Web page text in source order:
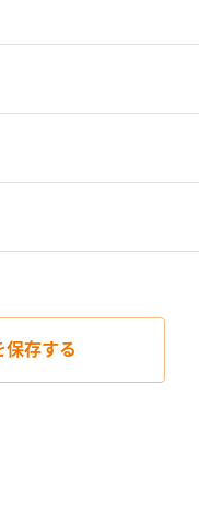
保存する